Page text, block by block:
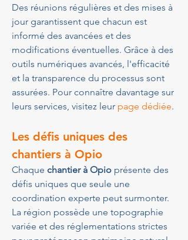
Des réunions régulières et des mises à
jour garantissent que chacun est
informé des avancées et des
modifications éventuelles. Grâce à des
outils numériques avancés, l'efficacité
et la transparence du processus sont
assurées. Pour connaître davantage sur
leurs services, visitez leur page dédiée.
Les défis uniques des
chantiers à Opio
Chaque chantier à Opio présente des
défis uniques que seule une
coordination experte peut surmonter.
La région possède une topographie
variée et des réglementations strictes